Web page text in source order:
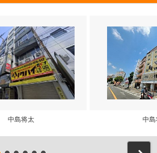
中島将太 中島